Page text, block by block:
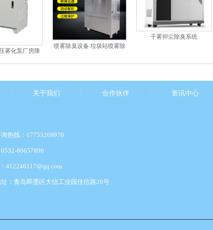
雾化泵厂房降
喷雾除臭设备 垃圾站喷雾除
干雾抑尘除臭系统
关于我们 合作伙伴 资讯中心
热线：17753269970
86657896
412246117@qq.com
：青岛即墨区大信工业园佳信路20号